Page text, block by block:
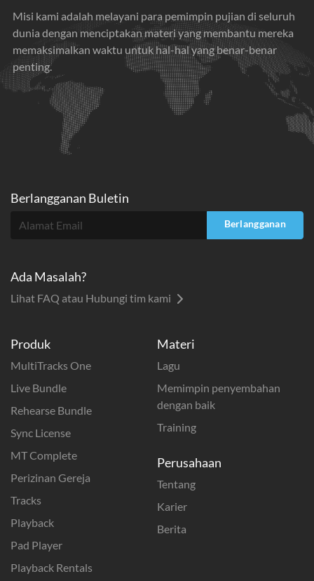
Misi kami adalah melayani para pemimpin pujian di seluruh
dunia dengan menciptakan materi yang membantu mereka
memaksimalkan waktu untuk hal-hal yang benar-benar
penting.
Produk
MultiTracks One
Live Bundle
Rehearse Bundle
Sync License
MT Complete
Perizinan Gereja
Tracks
Playback
Pad Player
Playback Rentals
Materi
Lagu
Memimpin penyembahan
dengan baik
Training
Perusahaan
Tentang
Karier
Berita
Berlangganan Buletin
Berlangganan
Ada Masalah?
Lihat FAQ atau Hubungi tim kami